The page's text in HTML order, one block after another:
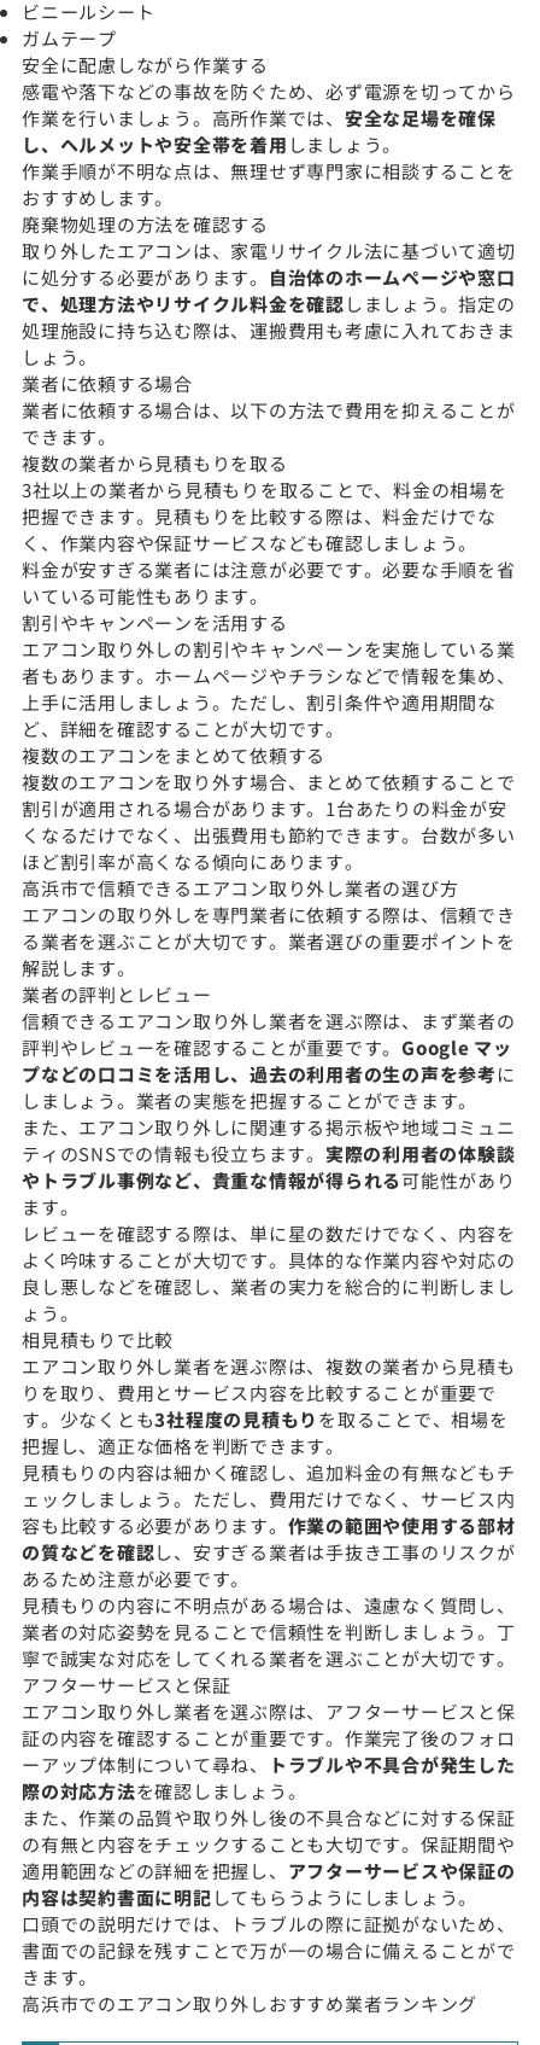
ビニールシート
ガムテープ
安全に配慮しながら作業する
感電や落下などの事故を防ぐため、必ず電源を切ってから
作業を行いましょう。高所作業では、 安全な足場を確保
し、ヘルメットや安全帯を着用 しましょう。
作業手順が不明な点は、無理せず専門家に相談することを
おすすめします。
廃棄物処理の方法を確認する
取り外したエアコンは、家電リサイクル法に基づいて適切
に処分する必要があります。 自治体のホームページや窓口
で、処理方法やリサイクル料金を確認しましょう。指定の
処理施設に持ち込む際は、運搬費用も考慮に入れておきま
しょう。
業者に依頼する場合
業者に依頼する場合は、以下の方法で費用を抑えることが
できます。
複数の業者から見積もりを取る
3社以上の業者から見積もりを取ることで、料金の相場を
把握できます。見積もりを比較する際は、料金だけでな
く、作業内容や保証サービスなども確認しましょう。
料金が安すぎる業者には注意が必要です。必要な手順を省
いている可能性もあります。
割引やキャンペーンを活用する
エアコン取り外しの割引やキャンペーンを実施している業
者もあります。ホームページやチラシなどで情報を集め、
上手に活用しましょう。ただし、割引条件や適用期間な
ど、詳細を確認することが大切です。
複数のエアコンをまとめて依頼する
複数のエアコンを取り外す場合、まとめて依頼することで
割引が適用される場合があります。1台あたりの料金が安
くなるだけでなく、出張費用も節約できます。台数が多い
ほど割引率が高くなる傾向にあります。
高浜市で信頼できるエアコン取り外し業者の選び方
エアコンの取り外しを専門業者に依頼する際は、信頼でき
る業者を選ぶことが大切です。業者選びの重要ポイントを
解説します。
業者の評判とレビュー
信頼できるエアコン取り外し業者を選ぶ際は、まず業者の
評判やレビューを確認することが重要です。 Google マッ
プなどの口コミを活用し、過去の利用者の生の声を参考に
しましょう。業者の実態を把握することができます。
また、エアコン取り外しに関連する掲示板や地域コミュニ
ティのSNSでの情報も役立ちます。 実際の利用者の体験談
やトラブル事例など、貴重な情報が得られる可能性があり
ます。
レビューを確認する際は、単に星の数だけでなく、内容を
よく吟味することが大切です。具体的な作業内容や対応の
良し悪しなどを確認し、業者の実力を総合的に判断しまし
ょう。
相見積もりで比較
エアコン取り外し業者を選ぶ際は、複数の業者から見積も
りを取り、費用とサービス内容を比較することが重要で
す。少なくとも3社程度の見積もりを取ることで、相場を
把握し、適正な価格を判断できます。
見積もりの内容は細かく確認し、追加料金の有無などもチ
ェックしましょう。ただし、費用だけでなく、サービス内
容も比較する必要があります。 作業の範囲や使用する部材
の質などを確認し、安すぎる業者は手抜き工事のリスクが
あるため注意が必要です。
見積もりの内容に不明点がある場合は、遠慮なく質問し、
業者の対応姿勢を見ることで信頼性を判断しましょう。丁
寧で誠実な対応をしてくれる業者を選ぶことが大切です。
アフターサービスと保証
エアコン取り外し業者を選ぶ際は、アフターサービスと保
証の内容を確認することが重要です。作業完了後のフォロ
ーアップ体制について尋ね、
トラブルや不具合が発生した
際の対応方法を確認しましょう。
また、作業の品質や取り外し後の不具合などに対する保証
の有無と内容をチェックすることも大切です。保証期間や
適用範囲などの詳細を把握し、 アフターサービスや保証の
内容は契約書面に明記してもらうようにしましょう。
口頭での説明だけでは、トラブルの際に証拠がないため、
書面での記録を残すことで万が一の場合に備えることがで
きます。
高浜市でのエアコン取り外しおすすめ業者ランキング